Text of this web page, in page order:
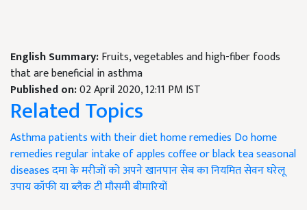
English Summary:Fruits, vegetables and high-fiber foods
that are beneficial in asthma
Published on:02 April 2020, 12:11 PM IST
Related Topics
Asthma patients with their diethome remedies Do home
remediesregular intake of applescoffee or black teaseasonal
diseasesदमा के मरीजों को अपने खानपानसेब का नियमित सेवनघरेलू
उपायकॉफी या ब्लैक टीमौसमी बीमारियों